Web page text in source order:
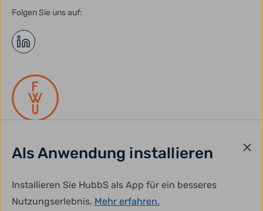
Als Anwendung installieren
Installieren Sie HubbS als App für ein besseres
Nutzungserlebnis. Mehr erfahren.
Folgen Sie uns auf:
gefördert durch: